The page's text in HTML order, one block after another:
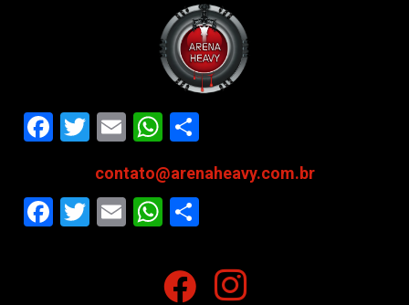
Facebook
Twitter
EmailWhatsApp
contato@arenaheavy.com.br
Facebook
Twitter
EmailWhatsApp